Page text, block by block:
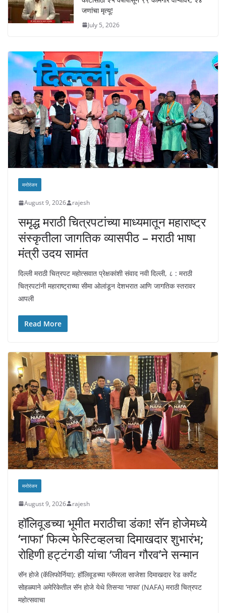
जणांचा मृत्यू!
July 5, 2026
मनोरंजन
August 9, 2026 rajesh
समृद्ध मराठी चित्रपटांच्या माध्यमातून महाराष्ट्र
संस्कृतीला जागतिक व्यासपीठ – मराठी भाषा
मंत्री उदय सामंत
दिल्ली मराठी चित्रपट महोत्सवात प्रेक्षकांशी संवाद नवी दिल्ली, ८ : मराठी
चित्रपटांनी महाराष्ट्राच्या सीमा ओलांडून देशभरात आणि जागतिक स्तरावर
आपली
Read More
मनोरंजन
August 9, 2026 rajesh
हॉलिवूडच्या भूमीत मराठीचा डंका! सॅन होजेमध्ये
‘नाफा’ फिल्म फेस्टिव्हलचा दिमाखदार शुभारंभ;
रोहिणी हट्टंगडी यांचा ‘जीवन गौरव’ने सन्मान
सॅन होजे (कॅलिफोर्निया): हॉलिवूडच्या ग्लॅमरला साजेशा दिमाखदार रेड कार्पेट
सोहळ्याने अमेरिकेतील सॅन होजे येथे तिसऱ्या ‘नाफा’ (NAFA) मराठी चित्रपट
महोत्सवाचा